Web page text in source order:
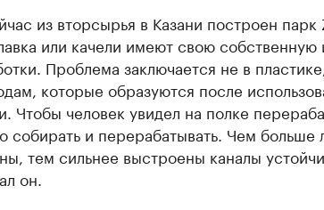
из вторсырья в Казани построен
или качели имеют свою
Проблема заключается не в
которые образуются после
Чтобы человек увидел на полке
собирать и перерабатывать. Чем больше
тем сильнее выстроены каналы
он.